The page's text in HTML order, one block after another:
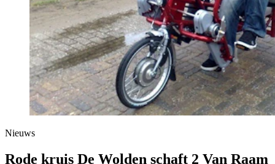
Nieuws
Rode kruis De Wolden schaft 2 Van Raam